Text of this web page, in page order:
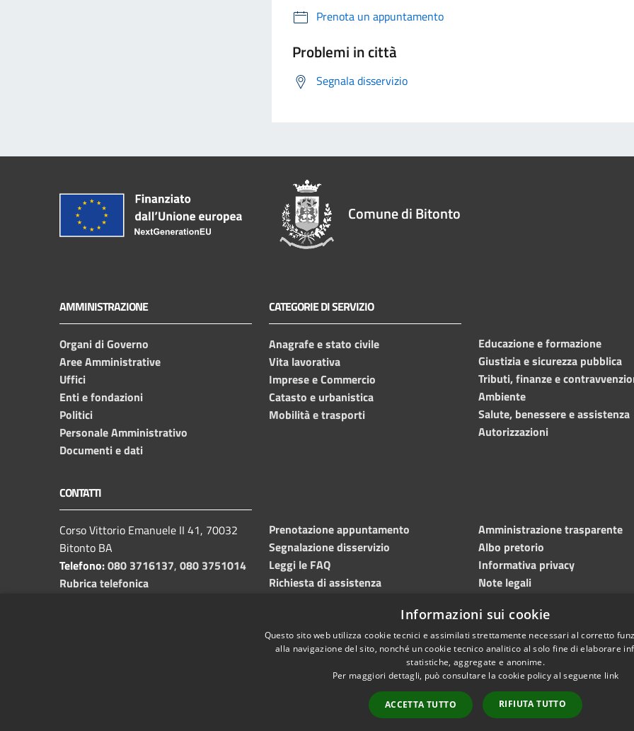
Prenota un appuntamento
Problemi in città
Segnala disservizio
Comune di Bitonto
AMMINISTRAZIONE
Organi di Governo
Aree Amministrative
Uffici
Enti e fondazioni
Politici
Personale Amministrativo
Documenti e dati
CATEGORIE DI SERVIZIO
Anagrafe e stato civile
Vita lavorativa
Imprese e Commercio
Catasto e urbanistica
Mobilità e trasporti
Educazione e formazione
Giustizia e sicurezza pubblica
Tributi, finanze e
Ambiente
Salute, benessere e assistenza
Autorizzazioni
CONTATTI
Corso Vittorio Emanuele II 41, 70032
Bitonto BA
Telefono:080 3716137, 080 3751014
Rubrica telefonica
protocollo.comunebitonto@pec.rupar.puglia.it
Prenotazione appuntamento
Segnalazione disservizio
Leggi le FAQ
Richiesta di assistenza
Amministrazione trasparente
Albo pretorio
Informativa privacy
Note legali
Meccanismo di feedback
Informazioni sui cookie
Questo sito web utilizza cookie tecnici e assimilati strettamente necessari al corretto
alla navigazione del sito, nonché un cookie tecnico analitico al solo fine di elaborare
statistiche, aggregate e anonime.
Per maggiori dettagli, può consultare la cookie policy al seguente link
ACCETTA TUTTO RIFIUTA TUTTO